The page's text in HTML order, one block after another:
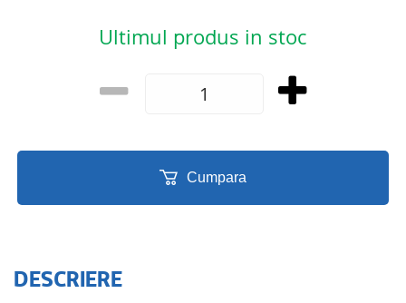
Ultimul produs in stoc
Cumpara
DESCRIERE